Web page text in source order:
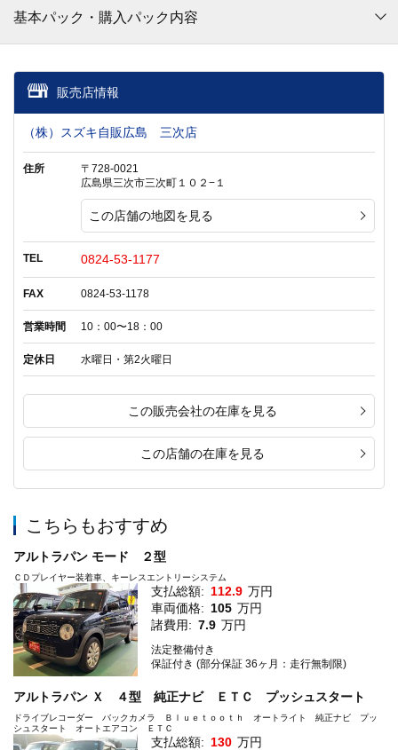
基本パック・購入パック内容
販売店情報
（株）スズキ自販広島 三次店
住所
〒728-0021
広島県三次市三次町１０２−１
この店舗の地図を見る
TEL 0824-53-1177
FAX 0824-53-1178
営業時間 10：00〜18：00
定休日 水曜日・第2火曜日
この販売会社の在庫を見る
この店舗の在庫を見る
こちらもおすすめ
アルトラパン モード ２型
ＣＤプレイヤー装着車、キーレスエントリーシステム
支払総額: 112.9 万円
車両価格: 105 万円
諸費用: 7.9 万円
法定整備付き
保証付き (部分保証 36ヶ月：走行無制限)
アルトラパン Ｘ ４型 純正ナビ ＥＴＣ プッシュスタート
ドライブレコーダー バックカメラ Ｂｌｕｅｔｏｏｔｈ オートライト 純正ナビ プッ
シュスタート オートエアコン ＥＴＣ
支払総額: 130 万円